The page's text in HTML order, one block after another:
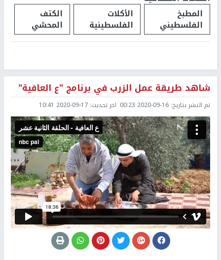
المطبخ
الفلسطيني
الأكلات
الفلسطينية
الكتف
المحشي
شاهد طريقة عمل الزرب في برنامج "ع العافية"
تم النشر بتاريخ: 2020-09-16 00:23 اخر تحديث: 2020-09-17 10:41